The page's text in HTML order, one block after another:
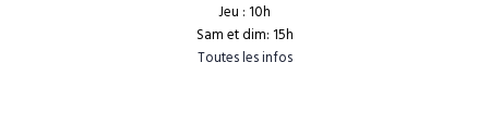
Jeu : 10h
Sam et dim: 15h
Toutes les infos